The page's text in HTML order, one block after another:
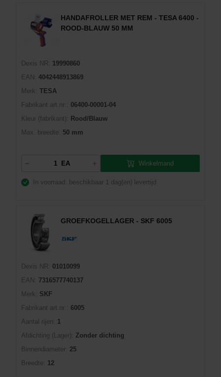
HANDAFROLLER MET REM - TESA 6400 -
ROOD-BLAUW 50 MM
Dexis NR:
19990860
EAN:
4042448913869
Merk: TESA
Fabrikant art.nr::
06400-00001-04
Kleur (fabrikant):
Rood/Blauw
Max. breedte:
50 mm
EA Winkelmand
In voorraad: beschikbaar 1 dag(en) levertijd
GROEFKOGELLAGER - SKF 6005
Dexis NR:
01010099
EAN:
7316577740137
Merk:
SKF
Fabrikant art.nr::
6005
Aantal rijen:
1
Afdichting (Lager): Zonder dichting
Binnendiameter: 25
Breedte:
12